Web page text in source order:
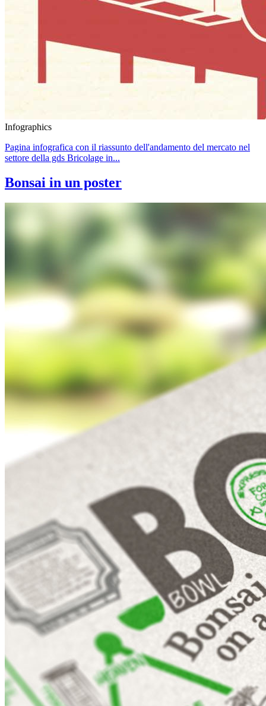
Infographics
Pagina infografica con il riassunto dell'andamento del mercato nel
settore della gds Bricolage in...
Bonsai in un poster